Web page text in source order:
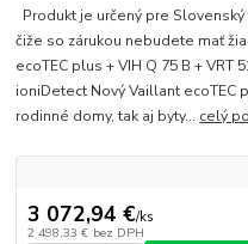
Produkt je určený pre
čiže so zárukou nebudete mať
ecoTEC plus + VIH Q 75 B + VRT
ioniDetect Nový Vaillant
rodinné domy, tak aj byty... celý
3 072,94 €/ks
2 498,33 € bez DPH